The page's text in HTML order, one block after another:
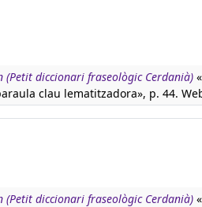
(Petit diccionari fraseològic Cerdanià)
clau lematitzadora», p. 44.
(Petit diccionari fraseològic Cerdanià)